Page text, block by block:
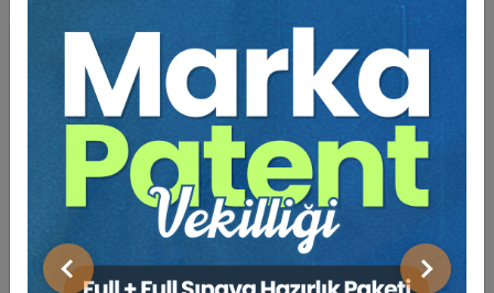
Önceki Sonraki
Başkana Soruyorum: İstanbul Barosu Başkan